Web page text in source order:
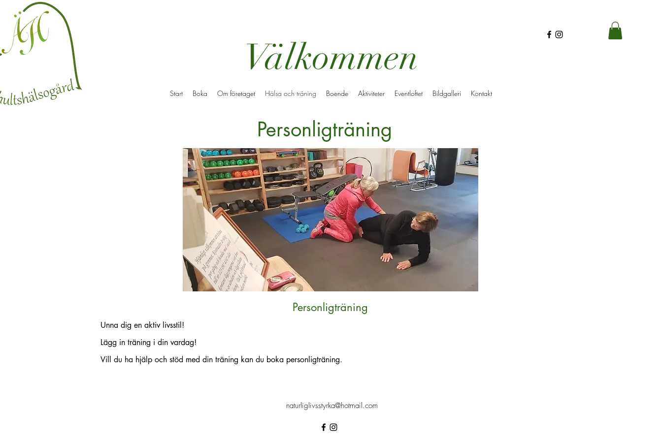
Välkommen
Start Boka Om företaget Hälsa och träning Boende Aktiviteter Eventloftet Bildgalleri Kontakt
Personligträning
Personligträning
Unna dig en aktiv livsstil!
Lägg in träning i din vardag!
Vill du ha hjälp och stöd med din träning kan du boka personligträning.
naturliglivsstyrka@hotmail.com